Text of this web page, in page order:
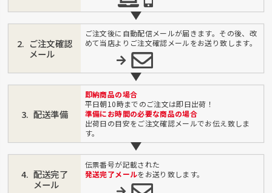
ご注文確認
メール
ご注文後に自動配信メールが届きます。その後、改
めて当店よりご注文確認メールをお送り致します。
配送準備
即納商品の場合
平日朝10時までのご注文は即日出荷！
準備にお時間の必要な商品の場合
出荷日の目安をご注文確認メールでお伝え致しま
す。
配送完了
メール
伝票番号が記載された
発送完了メールをお送り致します。